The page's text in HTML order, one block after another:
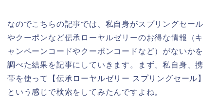
なのでこちらの記事では、私自身がスプリングセール
やクーポンなど伝承ローヤルゼリーのお得な情報（キ
ャンペーンコードやクーポンコードなど）がないかを
調べた結果を記事にしていきます。まず、私自身、携
帯を使って【伝承ローヤルゼリー スプリングセール】
という感じで検索をしてみたんですよね。